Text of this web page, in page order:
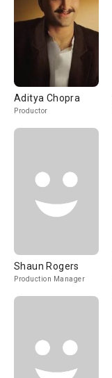
Aditya Chopra
Productor
Shaun Rogers
Production Manager